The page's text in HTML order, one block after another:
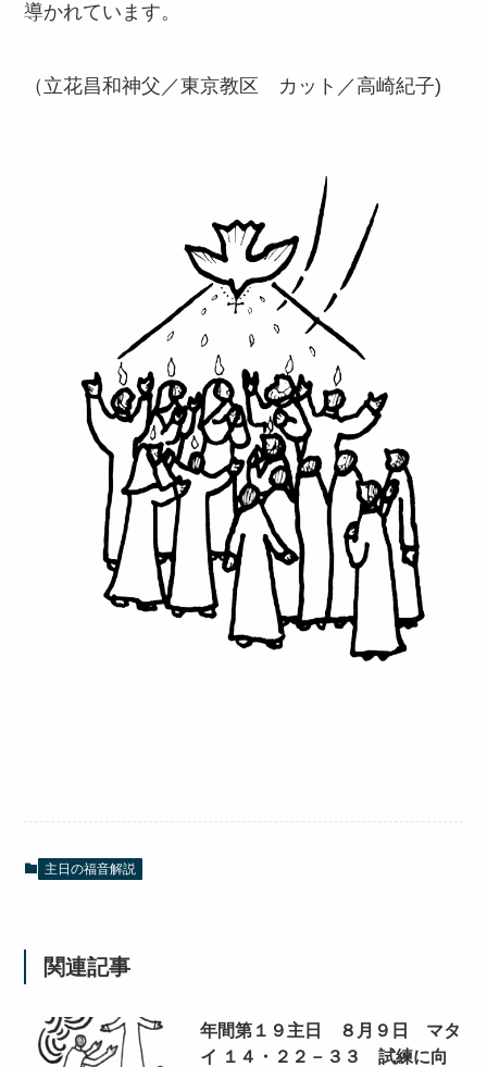
導かれています。
（立花昌和神父／東京教区 カット／高崎紀子)
主日の福音解説
関連記事
年間第１９主日 ８月９日 マタ
イ １４・２２－３３ 試練に向